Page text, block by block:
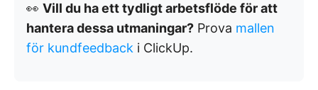
👀 Vill du ha ett tydligt arbetsflöde för att
hantera dessa utmaningar? Prova mallen
för kundfeedback i ClickUp.